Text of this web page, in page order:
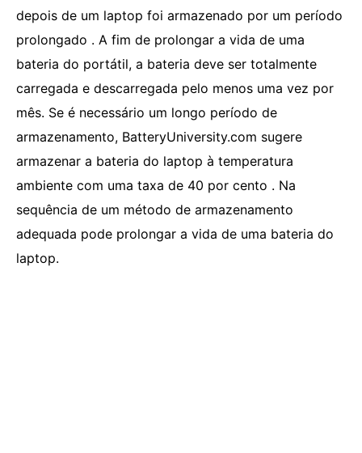
depois de um laptop foi armazenado por um período
prolongado . A fim de prolongar a vida de uma
bateria do portátil, a bateria deve ser totalmente
carregada e descarregada pelo menos uma vez por
mês. Se é necessário um longo período de
armazenamento, BatteryUniversity.com sugere
armazenar a bateria do laptop à temperatura
ambiente com uma taxa de 40 por cento . Na
sequência de um método de armazenamento
adequada pode prolongar a vida de uma bateria do
laptop.